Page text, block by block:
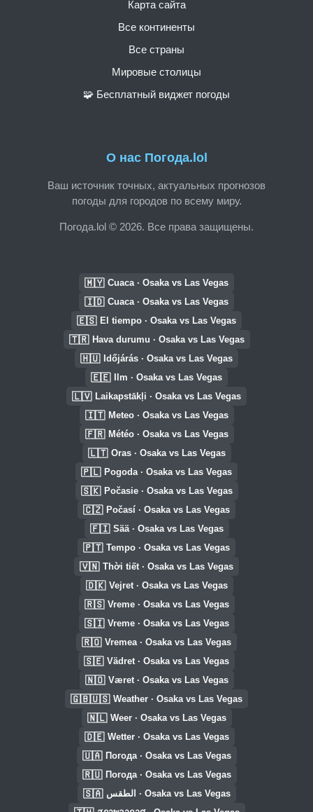
О нас Погода.lol
Ваш источник точных, актуальных прогнозов
погоды для городов по всему миру.
Погода.lol © 2026. Все права защищены.
Карта сайта
Все континенты
Все страны
Мировые столицы
🧩 Бесплатный виджет погоды
🇲🇾 Cuaca · Osaka vs Las Vegas
🇮🇩 Cuaca · Osaka vs Las Vegas
🇪🇸 El tiempo · Osaka vs Las Vegas
🇹🇷 Hava durumu · Osaka vs Las Vegas
🇭🇺 Időjárás · Osaka vs Las Vegas
🇪🇪 Ilm · Osaka vs Las Vegas
🇱🇻 Laikapstākļi · Osaka vs Las Vegas
🇮🇹 Meteo · Osaka vs Las Vegas
🇫🇷 Météo · Osaka vs Las Vegas
🇱🇹 Oras · Osaka vs Las Vegas
🇵🇱 Pogoda · Osaka vs Las Vegas
🇸🇰 Počasie · Osaka vs Las Vegas
🇨🇿 Počasí · Osaka vs Las Vegas
🇫🇮 Sää · Osaka vs Las Vegas
🇵🇹 Tempo · Osaka vs Las Vegas
🇻🇳 Thời tiết · Osaka vs Las Vegas
🇩🇰 Vejret · Osaka vs Las Vegas
🇷🇸 Vreme · Osaka vs Las Vegas
🇸🇮 Vreme · Osaka vs Las Vegas
🇷🇴 Vremea · Osaka vs Las Vegas
🇸🇪 Vädret · Osaka vs Las Vegas
🇳🇴 Været · Osaka vs Las Vegas
🇬🇧🇺🇸 Weather · Osaka vs Las Vegas
🇳🇱 Weer · Osaka vs Las Vegas
🇩🇪 Wetter · Osaka vs Las Vegas
🇺🇦 Погода · Osaka vs Las Vegas
🇷🇺 Погода · Osaka vs Las Vegas
🇸🇦 الطقس · Osaka vs Las Vegas